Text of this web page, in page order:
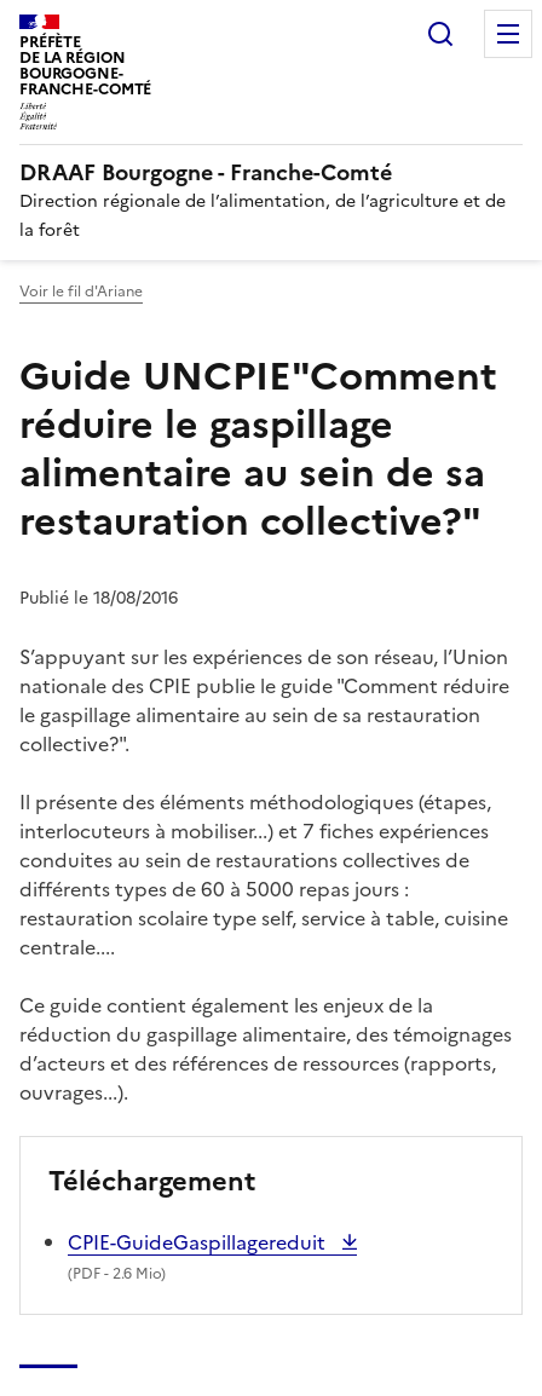
PRÉFÈTE
DE LA RÉGION
BOURGOGNE-
FRANCHE-COMTÉ
DRAAF Bourgogne - Franche-Comté
Direction régionale de l’alimentation, de l’agriculture et de
la forêt
Voir le fil d'Ariane
Guide UNCPIE"Comment
réduire le gaspillage
alimentaire au sein de sa
restauration collective?"
Publié le 18/08/2016
S’appuyant sur les expériences de son réseau, l’Union
nationale des CPIE publie le guide "Comment réduire
le gaspillage alimentaire au sein de sa restauration
collective?".
Il présente des éléments méthodologiques (étapes,
interlocuteurs à mobiliser...) et 7 fiches expériences
conduites au sein de restaurations collectives de
différents types de 60 à 5000 repas jours :
restauration scolaire type self, service à table, cuisine
centrale....
Ce guide contient également les enjeux de la
réduction du gaspillage alimentaire, des témoignages
d’acteurs et des références de ressources (rapports,
ouvrages...).
Téléchargement
CPIE-GuideGaspillagereduit
(PDF- 2.6 Mio)